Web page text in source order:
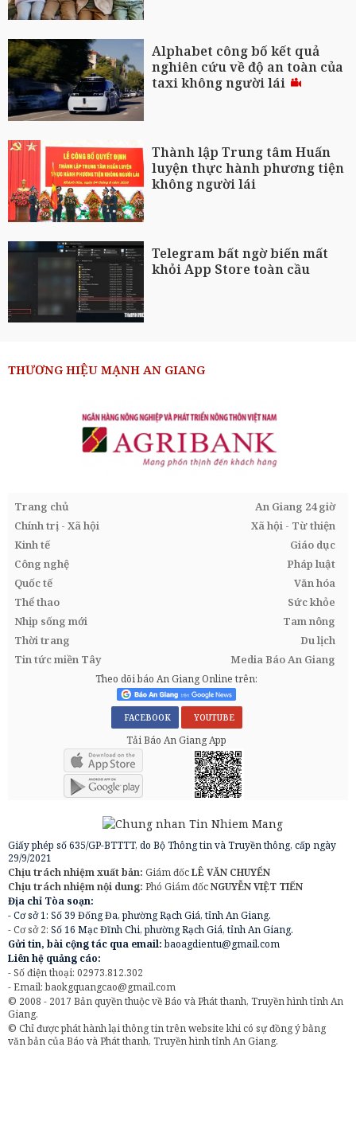
Alphabet công bố kết quả
nghiên cứu về độ an toàn của
taxi không người lái
Thành lập Trung tâm Huấn
luyện thực hành phương tiện
không người lái
Telegram bất ngờ biến mất
khỏi App Store toàn cầu
THƯƠNG HIỆU MẠNH AN GIANG
Trang chủ
An Giang 24 giờ
Chính trị - Xã hội
Xã hội - Từ thiện
Kinh tế
Giáo dục
Công nghệ
Pháp luật
Quốc tế
Văn hóa
Thể thao
Sức khỏe
Nhịp sống mới
Tam nông
Thời trang
Du lịch
Tin tức miền Tây
Media Báo An Giang
Theo dõi báo An Giang Online trên:
FACEBOOK YOUTUBE
Tải Báo An Giang App
Giấy phép số 635/GP-BTTTT, do Bộ Thông tin và Truyền thông, cấp ngày
29/9/2021
Chịu trách nhiệm xuất bản: Giám đốcLÊ VĂN CHUYỂN
Chịu trách nhiệm nội dung: Phó Giám đốcNGUYỄN VIỆT TIẾN
Địa chỉ Tòa soạn:
- Cơ sở 1: Số 39 Đống Đa, phường Rạch Giá, tỉnh An Giang.
- Cơ sở 2: Số 16 Mạc Đĩnh Chi, phường Rạch Giá, tỉnh An Giang.
Gửi tin, bài cộng tác qua email:baoagdientu@gmail.com
Liên hệ quảng cáo:
- Số điện thoại: 02973.812.302
- Email:baokgquangcao@gmail.com
© 2008 - 2017 Bản quyền thuộc về Báo và Phát thanh, Truyền hình tỉnh An
Giang.
© Chỉ được phát hành lại thông tin trên website khi có sự đồng ý bằng
văn bản của Báo và Phát thanh, Truyền hình tỉnh An Giang.